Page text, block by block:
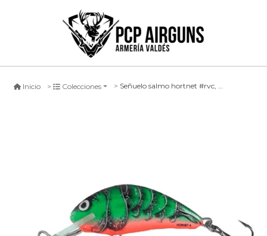
Inicio Colecciones Señuelo salmo hortnet #rvc, 4cm sinking